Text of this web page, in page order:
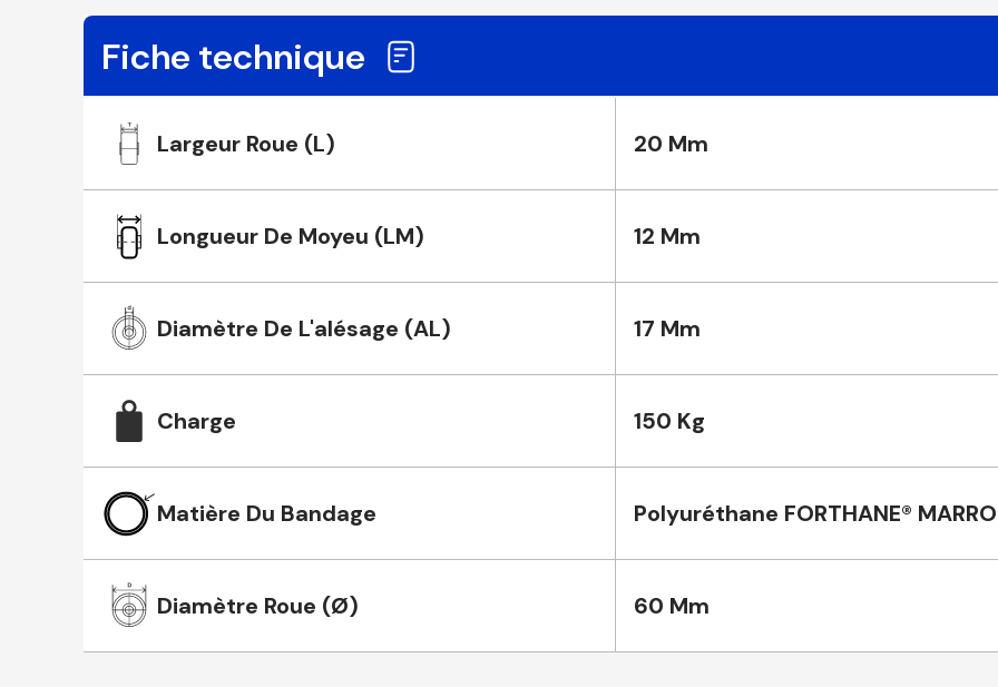
Fiche technique
Largeur Roue (L) 20 Mm
Longueur De Moyeu (LM) 12 Mm
Diamètre De L'alésage (AL) 17 Mm
Charge 150 Kg
Matière Du Bandage Polyuréthane FORTHANE®
Diamètre Roue (Ø) 60 Mm